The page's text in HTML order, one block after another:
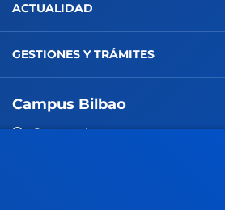
ACTUALIDAD
GESTIONES Y TRÁMITES
Campus Bilbao
Conoce el campus